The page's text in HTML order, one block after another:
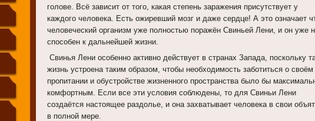
голове. Всё зависит от того, какая степень заражения присутствует у
каждого человека. Есть ожиревший мозг и даже сердце! А это означает
человеческий организм уже полностью поражён Свиньей Лени, и он уже
способен к дальнейшей жизни.
Свинья Лени особенно активно действует в странах Запада, поскольку
жизнь устроена таким образом, чтобы необходимость заботиться о своём
пропитании и обустройстве жизненного пространства было бы
комфортным. Если все эти условия соблюдены, то для Свиньи Лени
создаётся настоящее раздолье, и она захватывает человека в свои
в полной мере.